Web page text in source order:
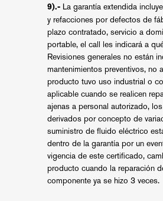
9).- La garantía extendida
y refacciones por defectos de
plazo contratado, servicio a
portable, el call les indicará a
Revisiones generales no están
mantenimientos preventivos, no
producto tuvo uso industrial o
aplicable cuando se realicen
ajenas a personal autorizado,
derivados por concepto de
suministro de fluido eléctrico
dentro de la garantía por un
vigencia de este certificado,
producto cuando la reparación
componente ya se hizo 3 veces.